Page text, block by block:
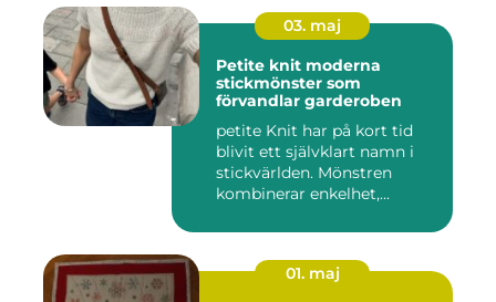
03. maj
Petite knit moderna
stickmönster som
förvandlar garderoben
petite Knit har på kort tid
blivit ett självklart namn i
stickvärlden. Mönstren
kombinerar enkelhet,...
01. maj